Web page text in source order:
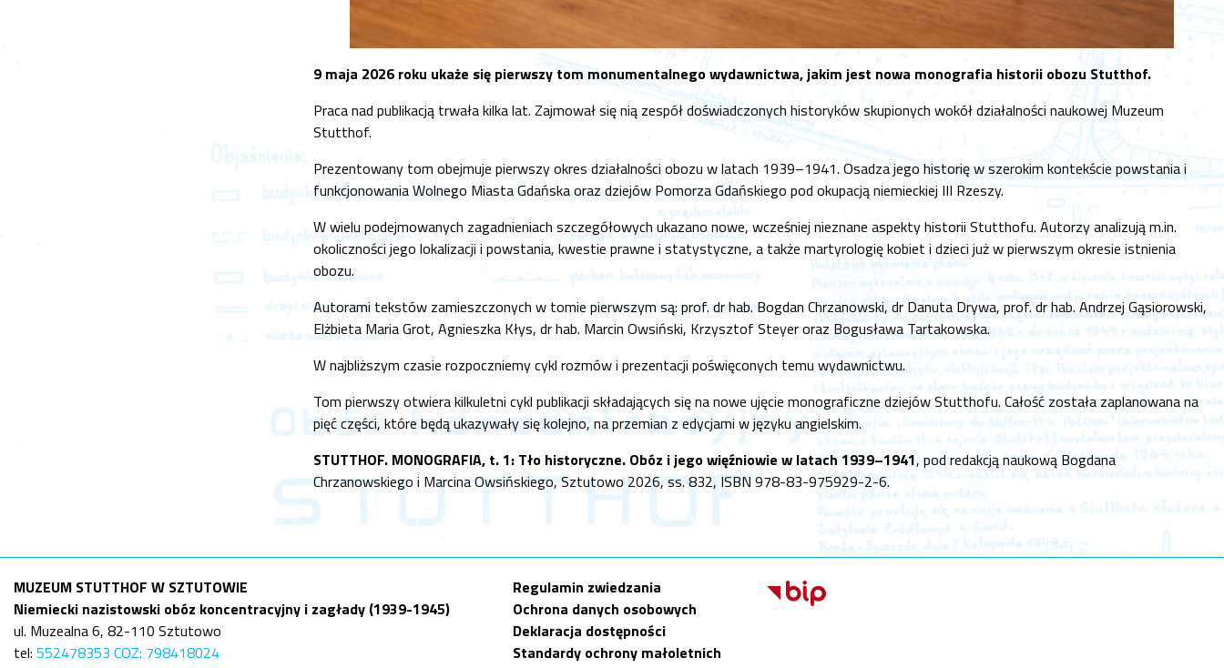
9 maja 2026 roku ukaże się pierwszy tom monumentalnego wydawnictwa, jakim jest nowa monografia historii obozu Stutthof.
Praca nad publikacją trwała kilka lat. Zajmował się nią zespół doświadczonych historyków skupionych wokół działalności naukowej Muzeum
Stutthof.
Prezentowany tom obejmuje pierwszy okres działalności obozu w latach 1939–1941. Osadza jego historię w szerokim kontekście powstania i
funkcjonowania Wolnego Miasta Gdańska oraz dziejów Pomorza Gdańskiego pod okupacją niemieckiej III Rzeszy.
W wielu podejmowanych zagadnieniach szczegółowych ukazano nowe, wcześniej nieznane aspekty historii Stutthofu. Autorzy analizują m.in.
okoliczności jego lokalizacji i powstania, kwestie prawne i statystyczne, a także martyrologię kobiet i dzieci już w pierwszym okresie istnienia
obozu.
Autorami tekstów zamieszczonych w tomie pierwszym są: prof. dr hab. Bogdan Chrzanowski, dr Danuta Drywa, prof. dr hab. Andrzej Gąsiorowski,
Elżbieta Maria Grot, Agnieszka Kłys, dr hab. Marcin Owsiński, Krzysztof Steyer oraz Bogusława Tartakowska.
W najbliższym czasie rozpoczniemy cykl rozmów i prezentacji poświęconych temu wydawnictwu.
Tom pierwszy otwiera kilkuletni cykl publikacji składających się na nowe ujęcie monograficzne dziejów Stutthofu. Całość została zaplanowana na
pięć części, które będą ukazywały się kolejno, na przemian z edycjami w języku angielskim.
STUTTHOF. MONOGRAFIA, t. 1: Tło historyczne. Obóz i jego więźniowie w latach 1939–1941, pod redakcją naukową Bogdana
Chrzanowskiego i Marcina Owsińskiego, Sztutowo 2026, ss. 832, ISBN 978-83-975929-2-6.
MUZEUM STUTTHOF W SZTUTOWIE
Niemiecki nazistowski obóz koncentracyjny i zagłady (1939-1945)
ul. Muzealna 6, 82-110 Sztutowo
tel: 552478353 COZ: 798418024
Regulamin zwiedzania
Ochrona danych osobowych
Deklaracja dostępności
Standardy ochrony małoletnich